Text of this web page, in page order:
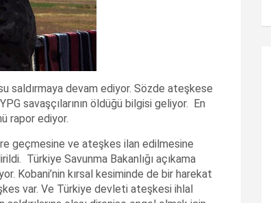
saldırmaya devam ediyor. Sözde ateşkese
savaşçılarının öldüğü bilgisi geliyor. En
rapor ediyor.
geçmesine ve ateşkes ilan edilmesine
Türkiye Savunma Bakanlığı açıkama
Kobani’nin kırsal kesiminde de bir harekat
var. Ve Türkiye devleti ateşkesi ihlal